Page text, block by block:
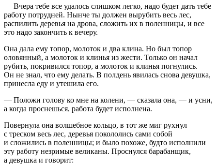
— Вчера тебе все удалось слишком легко, надо будет дать тебе
работу потрудней. Нынче ты должен вырубить весь лес,
распилить деревья на дрова, сложить их в поленницы, и все
это надо закончить к вечеру.
Она дала ему топор, молоток и два клина. Но был топор
оловянный, а молоток и клинья из жести. Только он начал
рубить, покривился топор, а молоток и клинья погнулись.
Он не знал, что ему делать. В полдень явилась снова девушка,
принесла еду и утешила его.
— Положи голову ко мне на колени, — сказала она, — и усни,
а когда проснешься, работа будет исполнена.
Повернула она волшебное кольцо, в тот же миг рухнул
с треском весь лес, деревья покололись сами собой
и сложились в поленницы; и было похоже, будто исполнили
эту работу незримые великаны. Проснулся барабанщик,
а девушка и говорит: